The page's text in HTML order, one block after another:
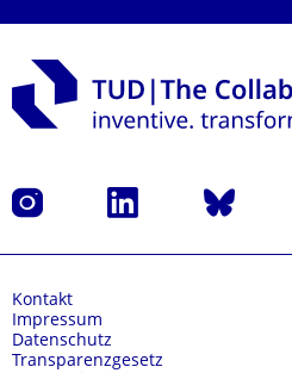
Instagram LinkedIn Bluesky
Kontakt
Impressum
Datenschutz
Transparenzgesetz